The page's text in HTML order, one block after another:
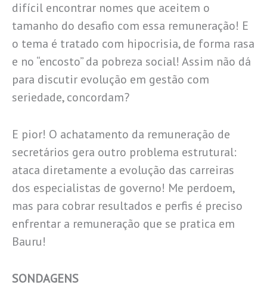
difícil encontrar nomes que aceitem o
tamanho do desafio com essa remuneração! E
o tema é tratado com hipocrisia, de forma rasa
e no “encosto” da pobreza social! Assim não dá
para discutir evolução em gestão com
seriedade, concordam?
E pior! O achatamento da remuneração de
secretários gera outro problema estrutural:
ataca diretamente a evolução das carreiras
dos especialistas de governo! Me perdoem,
mas para cobrar resultados e perfis é preciso
enfrentar a remuneração que se pratica em
Bauru!
SONDAGENS